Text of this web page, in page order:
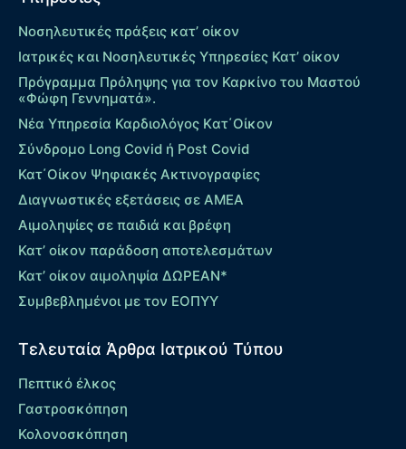
Νοσηλευτικές πράξεις κατ’ οίκον
Ιατρικές και Νοσηλευτικές Υπηρεσίες Κατ’ οίκον
Πρόγραμμα Πρόληψης για τον Καρκίνο του Μαστού
«Φώφη Γεννηματά».
Νέα Υπηρεσία Καρδιολόγος Kατ΄Οίκον
Σύνδρομο Long Covid ή Post Covid
Κατ΄Οίκον Ψηφιακές Ακτινογραφίες
Διαγνωστικές εξετάσεις σε ΑΜΕΑ
Αιμοληψίες σε παιδιά και βρέφη
Κατ’ οίκον παράδοση αποτελεσμάτων
Κατ’ οίκον αιμοληψία ΔΩΡΕΑΝ*
Συμβεβλημένοι με τον ΕΟΠΥΥ
Τελευταία Άρθρα Ιατρικού Τύπου
Πεπτικό έλκος
Γαστροσκόπηση
Κολονοσκόπηση